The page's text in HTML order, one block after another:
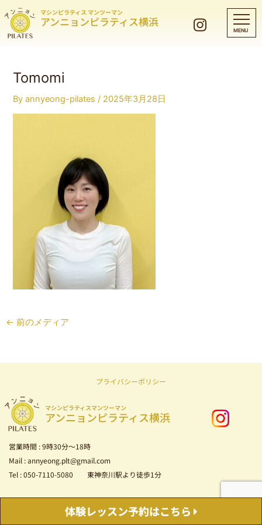
マシンピラティス マンツーマン
アンニョンピラティス横浜
体験レッスン予約はこちら
Tomomi
Byannyeong-pilates / 2025年3月28日
← 前のメディア
プライバシーポリシー
マシンピラティスマンツーマン
アンニョンピラティス横浜
営業時間 : 9時30分～18時
Mail : annyeong.plt@gmail.com
Tel : 050-7110-5080 東神奈川駅より徒歩1分
Copyright © 2026 マシンピラティス マンツーマン アンニョンピラティス横浜